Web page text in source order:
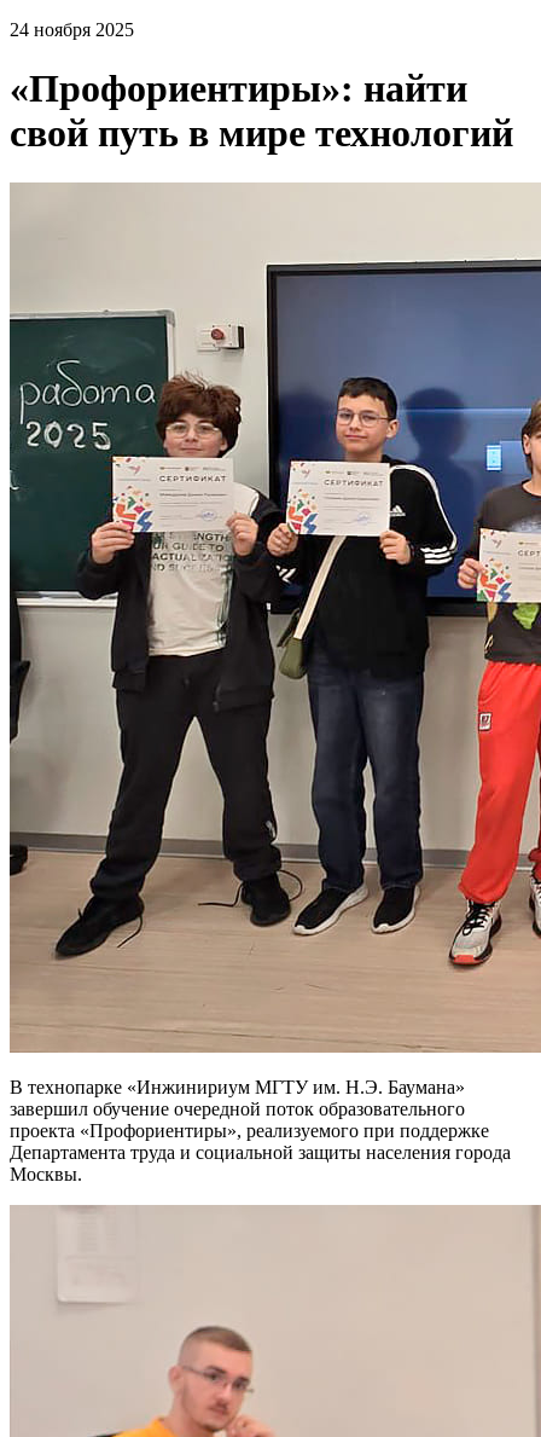
24 ноября 2025
«Профориентиры»: найти
свой путь в мире технологий
В технопарке «Инжинириум МГТУ им. Н.Э. Баумана»
завершил обучение очередной поток образовательного
проекта «Профориентиры», реализуемого при поддержке
Департамента труда и социальной защиты населения города
Москвы.